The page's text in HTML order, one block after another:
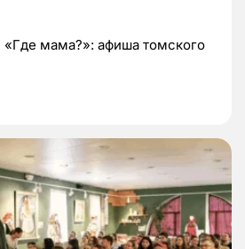
мама?»: афиша томского